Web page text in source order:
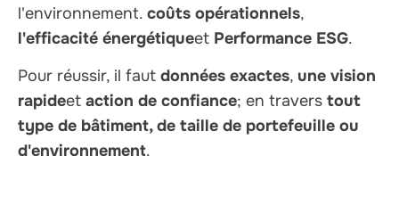
l'environnement. coûts opérationnels,
l'efficacité énergétiqueet Performance ESG.
Pour réussir, il faut données exactes, une vision
rapideet action de confiance; en travers tout
type de bâtiment, de taille de portefeuille ou
d'environnement.